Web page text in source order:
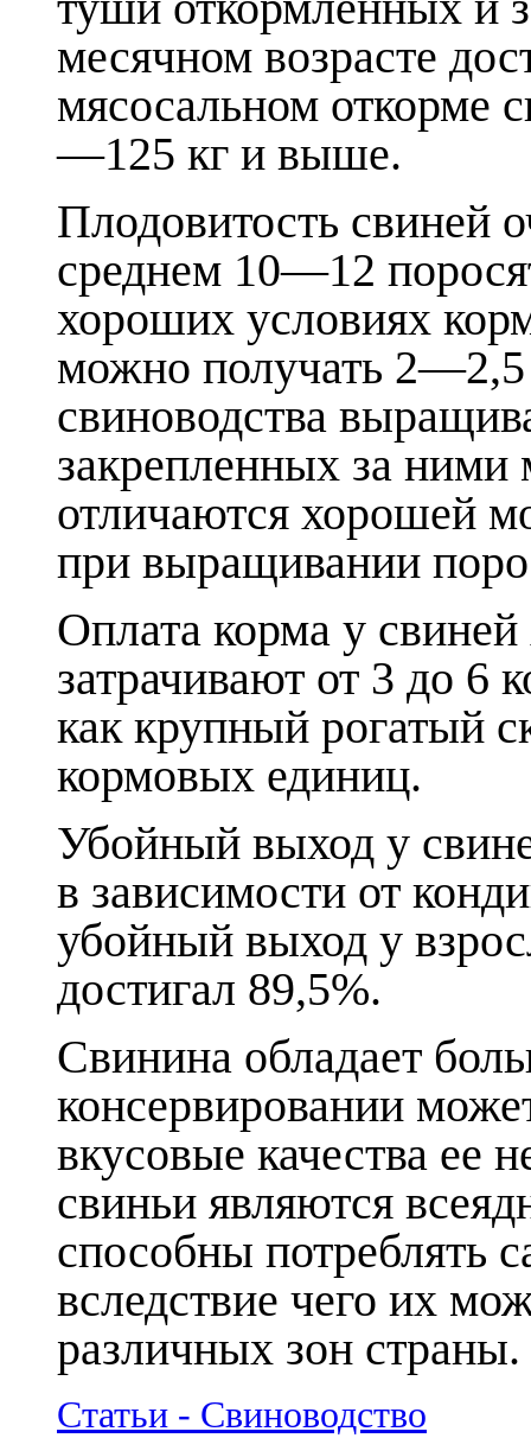
месячном возрасте
мясосальном
—125 кг и выше.
Плодовитость свиней
среднем 10—12
хороших условиях
можно получать 2—2,5
свиноводства
закрепленных за ними
отличаются хорошей
при выращивании
Оплата корма у
затрачивают от 3 до 6
как крупный
кормовых единиц.
Убойный выход у
в зависимости от
убойный выход у
достигал 89,5%.
Свинина обладает
консервировании
вкусовые качества ее
свиньи являются
способны потреблять
вследствие чего их
различных зон страны.
Статьи - Свиноводство